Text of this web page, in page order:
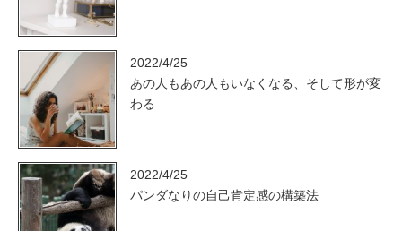
2022/4/25
あの人もあの人もいなくなる、そして形が変
わる
2022/4/25
パンダなりの自己肯定感の構築法